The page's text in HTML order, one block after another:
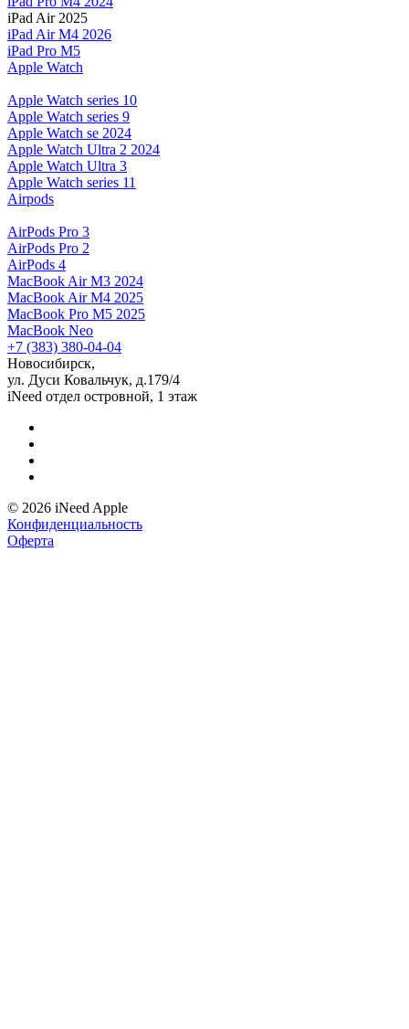
iPad Air 2025
iPad Air M4 2026
iPad Pro M5
Apple Watch
Apple Watch series 10
Apple Watch series 9
Apple Watch se 2024
Apple Watch Ultra 2 2024
Apple Watch Ultra 3
Apple Watch series 11
Airpods
AirPods Pro 3
AirPods Pro 2
AirPods 4
MacBook Air M3 2024
MacBook Air M4 2025
MacBook Pro M5 2025
MacBook Neo
+7 (383) 380-04-04
Новосибирск,
ул. Дуси Ковальчук, д.179/4
iNeed отдел островной, 1 этаж
© 2026 iNeed Apple
Конфиденциальность
Оферта